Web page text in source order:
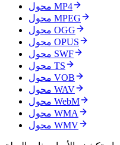
محول MP4
محول MPEG
محول OGG
محول OPUS
محول SWF
محول TS
محول VOB
محول WAV
محول WebM
محول WMA
محول WMV